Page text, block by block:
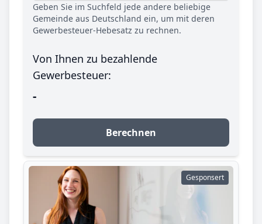
Geben Sie im Suchfeld jede andere beliebige
Gemeinde aus Deutschland ein, um mit deren
Gewerbesteuer-Hebesatz zu rechnen.
Von Ihnen zu bezahlende
Gewerbesteuer:
-
Berechnen
Gesponsert